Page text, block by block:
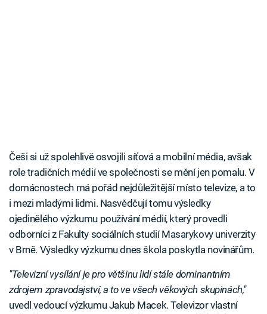
Češi si už spolehlivě osvojili síťová a mobilní média, avšak
role tradičních médií ve společnosti se mění jen pomalu. V
domácnostech má pořád nejdůležitější místo televize, a to
i mezi mladými lidmi. Nasvědčují tomu výsledky
ojedinělého výzkumu používání médií, který provedli
odborníci z Fakulty sociálních studií Masarykovy univerzity
v Brně. Výsledky výzkumu dnes škola poskytla novinářům.
"Televizní vysílání je pro většinu lidí stále dominantním
zdrojem zpravodajství, a to ve všech věkových skupinách,"
uvedl vedoucí výzkumu Jakub Macek. Televizor vlastní